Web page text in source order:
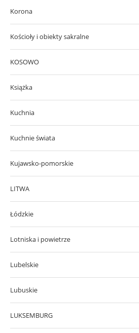
Korona
Kościoły i obiekty sakralne
KOSOWO
Książka
Kuchnia
Kuchnie świata
Kujawsko-pomorskie
LITWA
Łódzkie
Lotniska i powietrze
Lubelskie
Lubuskie
LUKSEMBURG